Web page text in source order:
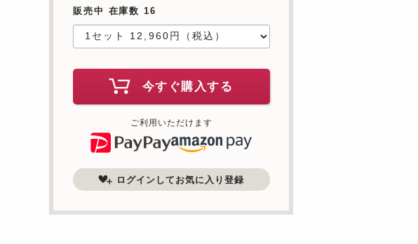
販売中 在庫数 16
今すぐ購入する
ご利用いただけます
ログインしてお気に入り登録